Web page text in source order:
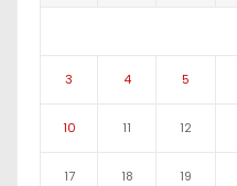
3 4 5
10 11 12
17 18 19